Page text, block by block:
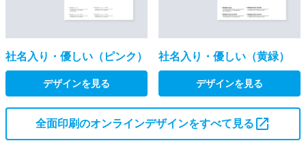
社名入り・優しい（ピンク）
デザインを見る
社名入り・優しい（黄緑）
デザインを見る
全面印刷のオンラインデザインをすべて見る